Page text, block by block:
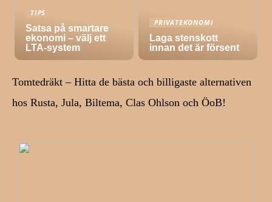
TIPS
Satsa på smartare
ekonomi – välj ett
LTA-system
PRIVATEKONOMI
Laga stenskott
innan det är försent
Tomtedräkt – Hitta de bästa och billigaste alternativen
hos Rusta, Jula, Biltema, Clas Ohlson och ÖoB!